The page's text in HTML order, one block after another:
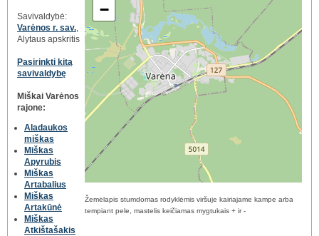
Savivaldybė:
Varėnos r. sav.
Alytaus apskritis
Pasirinkti kitą
savivaldybę
Miškai Varėnos
rajone:
Aladaukos
miškas
Miškas
Apyrubis
Miškas
Artabalius
Miškas
Artakūnė
Miškas
Atkištašakis
−
Žemėlapis stumdomas rodyklėmis viršuje kairiajame kampe arba
tempiant pele, mastelis keičiamas mygtukais + ir -